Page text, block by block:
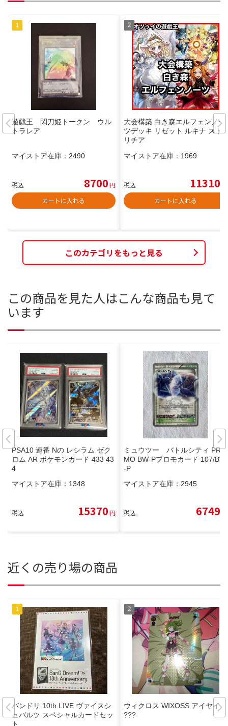
遊戯王 閃刀姫トークン ウル
トラレア
マイストア在庫： 2490
税込 8700円
カートに入れる
大会構築 白き森エルフェンノー
ツデッキ リゼット ルキナ スト
リチア
マイストア在庫： 1969
税込 11310
カートに入れる
このカテゴリをもっと見る
この商品を見た人はこんな商品も見て
います
PSA10 連番 Nの レシラム ゼク
ロム AR ポケモンカード 433 43
4
マイストア在庫： 1348
税込 15370円
ミュウツー バトルシティ PRO
MO BW-Pプロモカード 107/BW
-P
マイストア在庫： 2945
税込 6749
近くの売り場の商品
バンドリ 10th LIVE ヴァイスシ
ュバルツ スペシャルカードセッ
ト
ウィクロス WIXOSS アイヤイ
???